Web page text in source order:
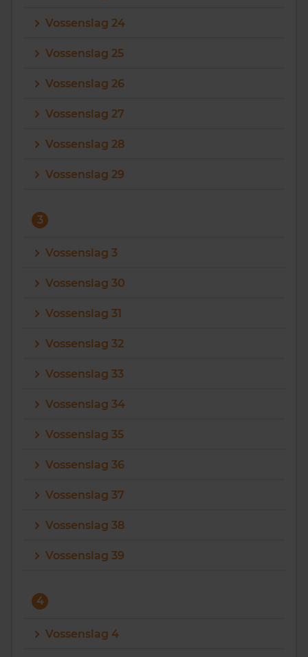
Vossenslag 24
Vossenslag 25
Vossenslag 26
Vossenslag 27
Vossenslag 28
Vossenslag 29
3
Vossenslag 3
Vossenslag 30
Vossenslag 31
Vossenslag 32
Vossenslag 33
Vossenslag 34
Vossenslag 35
Vossenslag 36
Vossenslag 37
Vossenslag 38
Vossenslag 39
4
Vossenslag 4